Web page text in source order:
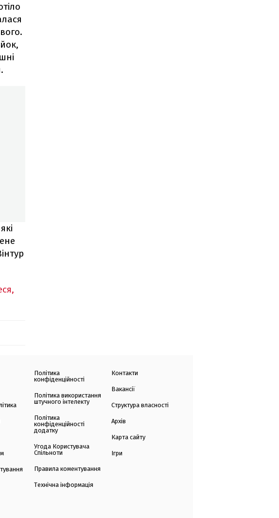
Політика
конфіденційності
Політика використання
штучного інтелекту
Політика
конфіденційності
додатку
Угода Користувача
Спільноти
Правила коментування
Технічна інформація
Контакти
Вакансії
Структура власності
Архів
Карта сайту
Ігри